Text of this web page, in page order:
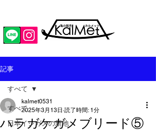
記事
すべて
日本イシガメの新池
すべて
ハラガケガメブリード⑤
kalmet0531
2025年3月13日 読了時間: 1分